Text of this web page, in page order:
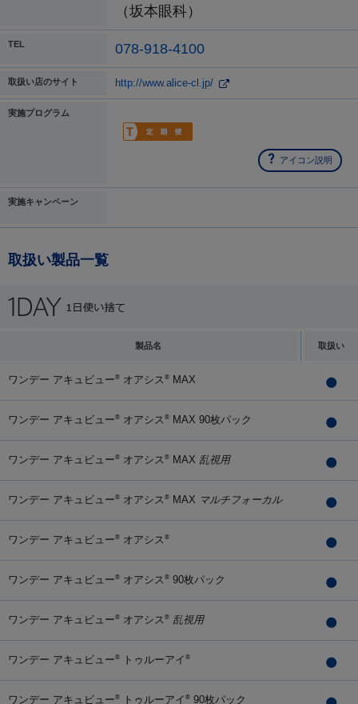
（坂本眼科）
TEL 078-918-4100
取扱い店のサイト http://www.alice-cl.jp/
実施プログラム
アイコン説明
実施キャンペーン
取扱い製品一覧
製品名 取扱い
ワンデー アキュビュー® オアシス ® MAX
ワンデー アキュビュー® オアシス ® MAX 90枚パック
ワンデー アキュビュー® オアシス ® MAX 乱視用
ワンデー アキュビュー® オアシス ® MAX マルチフォーカル
ワンデー アキュビュー® オアシス ®
ワンデー アキュビュー® オアシス ® 90枚パック
ワンデー アキュビュー® オアシス ® 乱視用
ワンデー アキュビュー® トゥルーアイ ®
ワンデー アキュビュー® トゥルーアイ ® 90枚パック